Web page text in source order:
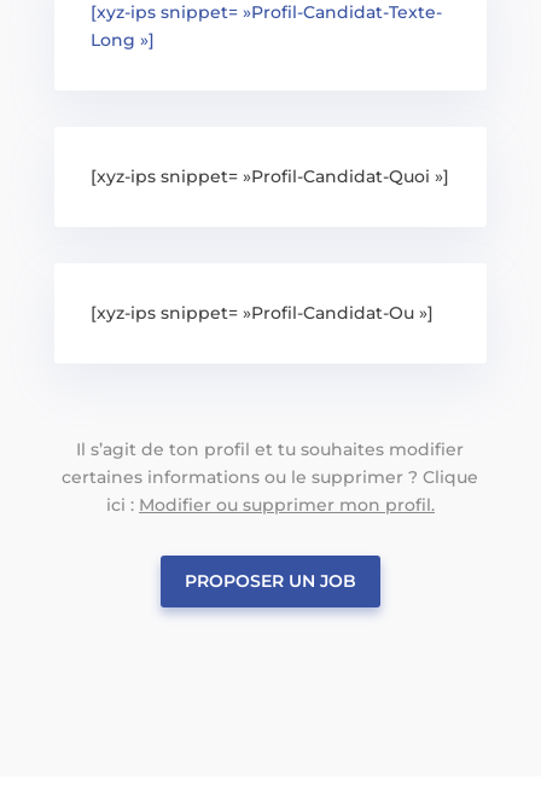
[xyz-ips snippet= »Profil-Candidat-Texte-
Long »]
[xyz-ips snippet= »Profil-Candidat-Quoi »]
[xyz-ips snippet= »Profil-Candidat-Ou »]
Il s’agit de ton profil et tu souhaites modifier
certaines informations ou le supprimer ? Clique
ici : Modifier ou supprimer mon profil.
PROPOSER UN JOB